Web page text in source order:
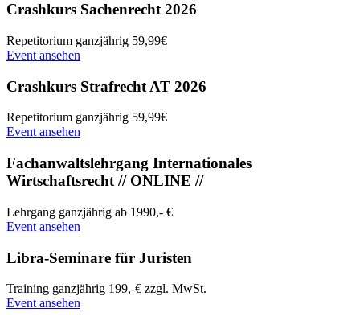
Crashkurs Sachenrecht 2026
Repetitorium ganzjährig 59,99€
Event ansehen
Crashkurs Strafrecht AT 2026
Repetitorium ganzjährig 59,99€
Event ansehen
Fachanwaltslehrgang Internationales
Wirtschaftsrecht // ONLINE //
Lehrgang ganzjährig ab 1990,- €
Event ansehen
Libra-Seminare für Juristen
Training ganzjährig 199,-€ zzgl. MwSt.
Event ansehen